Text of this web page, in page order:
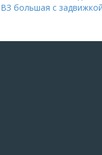
большая с